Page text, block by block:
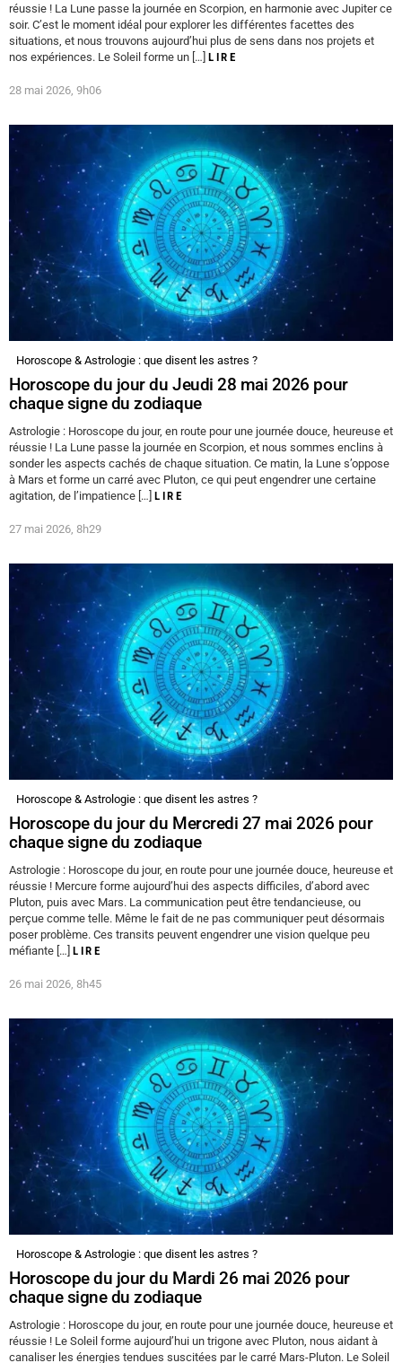
réussie ! La Lune passe la journée en Scorpion, en harmonie avec Jupiter ce
soir. C’est le moment idéal pour explorer les différentes facettes des
situations, et nous trouvons aujourd’hui plus de sens dans nos projets et
nos expériences. Le Soleil forme un […] LIRE
28 mai 2026, 9h06
Horoscope & Astrologie : que disent les astres ?
Horoscope du jour du Jeudi 28 mai 2026 pour
chaque signe du zodiaque
Astrologie : Horoscope du jour, en route pour une journée douce, heureuse et
réussie ! La Lune passe la journée en Scorpion, et nous sommes enclins à
sonder les aspects cachés de chaque situation. Ce matin, la Lune s’oppose
à Mars et forme un carré avec Pluton, ce qui peut engendrer une certaine
agitation, de l’impatience […] LIRE
27 mai 2026, 8h29
Horoscope & Astrologie : que disent les astres ?
Horoscope du jour du Mercredi 27 mai 2026 pour
chaque signe du zodiaque
Astrologie : Horoscope du jour, en route pour une journée douce, heureuse et
réussie ! Mercure forme aujourd’hui des aspects difficiles, d’abord avec
Pluton, puis avec Mars. La communication peut être tendancieuse, ou
perçue comme telle. Même le fait de ne pas communiquer peut désormais
poser problème. Ces transits peuvent engendrer une vision quelque peu
méfiante […] LIRE
26 mai 2026, 8h45
Horoscope & Astrologie : que disent les astres ?
Horoscope du jour du Mardi 26 mai 2026 pour
chaque signe du zodiaque
Astrologie : Horoscope du jour, en route pour une journée douce, heureuse et
réussie ! Le Soleil forme aujourd’hui un trigone avec Pluton, nous aidant à
canaliser les énergies tendues suscitées par le carré Mars-Pluton. Le Soleil